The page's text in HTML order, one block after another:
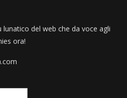
del web che da voce agli
ora!